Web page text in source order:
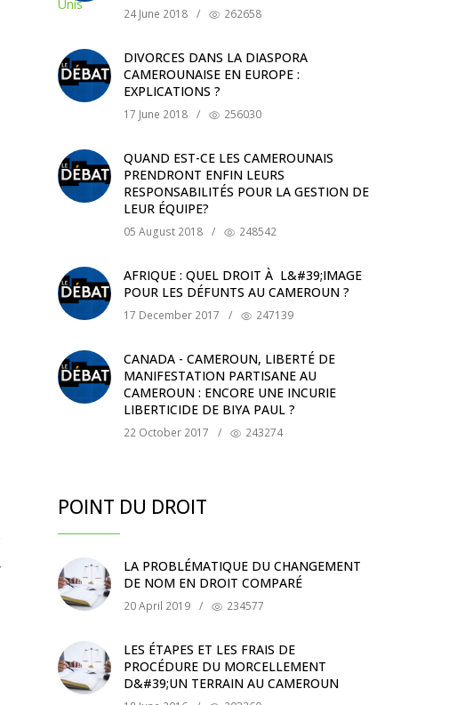
24 June 2018 / 262658
DIVORCES DANS LA DIASPORA
CAMEROUNAISE EN EUROPE :
EXPLICATIONS ?
17 June 2018 / 256030
QUAND EST-CE LES CAMEROUNAIS
PRENDRONT ENFIN LEURS
RESPONSABILITÉS POUR LA GESTION DE
LEUR ÉQUIPE?
05 August 2018 / 248542
AFRIQUE : QUEL DROIT À L&#39;IMAGE
POUR LES DÉFUNTS AU CAMEROUN ?
17 December 2017 / 247139
CANADA - CAMEROUN, LIBERTÉ DE
MANIFESTATION PARTISANE AU
CAMEROUN : ENCORE UNE INCURIE
LIBERTICIDE DE BIYA PAUL ?
22 October 2017 / 243274
POINT DU DROIT
LA PROBLÉMATIQUE DU CHANGEMENT
DE NOM EN DROIT COMPARÉ
20 April 2019 / 234577
LES ÉTAPES ET LES FRAIS DE
PROCÉDURE DU MORCELLEMENT
D&#39;UN TERRAIN AU CAMEROUN